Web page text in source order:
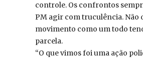
controle. Os confrontos
PM agir com truculência. Não
movimento como um todo
parcela.
“O que vimos foi uma ação